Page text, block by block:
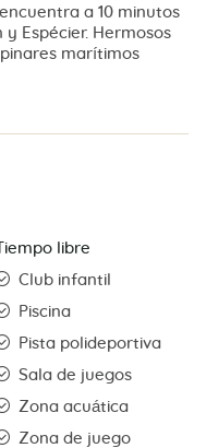
a 10 minutos
Espécier. Hermosos
marítimos
Tiempo libre
Club infantil
Piscina
Pista polideportiva
Sala de juegos
Zona acuática
Zona de juego